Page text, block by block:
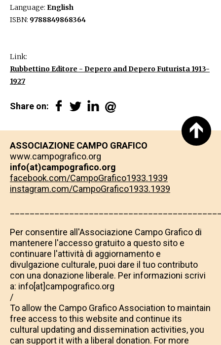
Language: English
ISBN: 9788849868364
​​​​​​​Link:
Rubbettino Editore - Depero and Depero Futurista 1913-
1927
Share on:
ASSOCIAZIONE CAMPO GRAFICO
www.campografico.org
info(at)campografico.org
facebook.com/CampoGrafico1933.1939
instagram.com/CampoGrafico1933.1939
​​​​​​​Per consentire all'Associazione Campo Grafico di
mantenere l'accesso gratuito a questo sito e
continuare l'attività di aggiornamento e
divulgazione culturale, puoi dare il tuo contributo
con una donazione liberale. Per informazioni scrivi
a: info[at]campografico.org
/
To allow the Campo Grafico Association to maintain
free access to this website and continue its
cultural updating and dissemination activities, you
can support it with a liberal donation. For more